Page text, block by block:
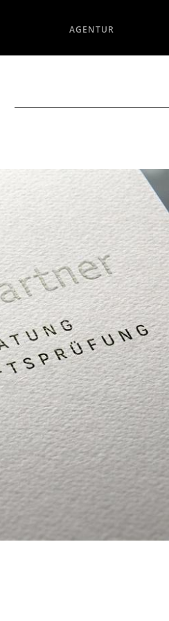
AGENTUR